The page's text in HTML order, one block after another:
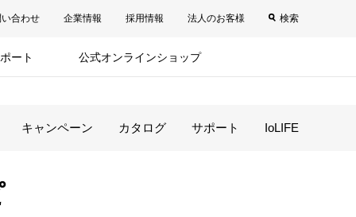
い合わせ 企業情報 採用情報 法人のお客様 検索
ート 公式オンラインショップ
キャンペーン カタログ サポート IoLIFE